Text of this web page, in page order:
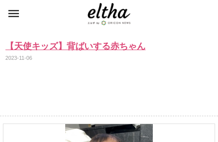
【天使キッズ】背ばいする赤ちゃん
2023-11-06